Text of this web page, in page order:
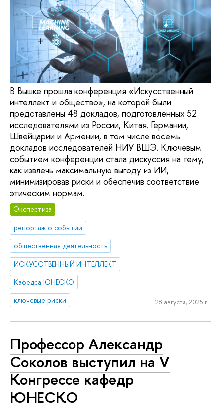
В Вышке прошла конференция «Искусственный
интеллект и общество», на которой были
представлены 48 докладов, подготовленных 52
исследователями из России, Китая, Германии,
Швейцарии и Армении, в том числе восемь
докладов исследователей НИУ ВШЭ. Ключевым
событием конференции стала дискуссия на тему,
как извлечь максимальную выгоду из ИИ,
минимизировав риски и обеспечив соответствие
этическим нормам.
Экспертиза
репортаж о событии
общественная деятельность
ИСКУССТВЕННЫЙ ИНТЕЛЛЕКТ
Кафедра ЮНЕСКО
ключевые риски
28 августа, 2025 г.
Профессор Александр
Соколов выступил на V
Конгрессе кафедр
ЮНЕСКО